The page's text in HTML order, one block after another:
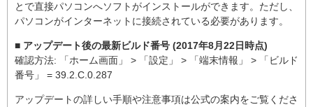
とで直接パソコンへソフトがインストールができます。ただし、
パソコンがインターネットに接続されている必要があります。
■ アップデート後の最新ビルド番号 (2017年8月22日時点)
確認方法: 「ホーム画面」 > 「設定」 > 「端末情報」 > 「ビルド
番号」 = 39.2.C.0.287
アップデートの詳しい手順や注意事項は公式の案内をご覧くださ